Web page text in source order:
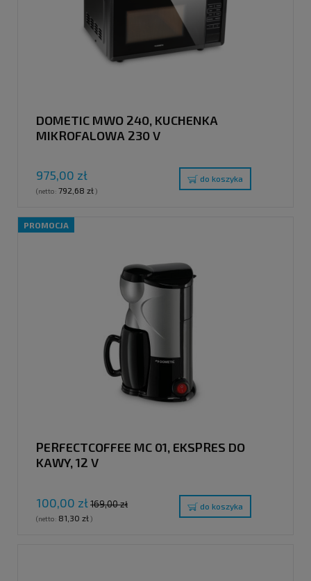
DOMETIC MWO 240, KUCHENKA
MIKROFALOWA 230 V
975,00 zł
(netto: 792,68 zł)
do koszyka
PERFECTCOFFEE MC 01, EKSPRES DO
KAWY, 12 V
100,00 zł 169,00 zł
(netto: 81,30 zł)
do koszyka
PROMOCJA